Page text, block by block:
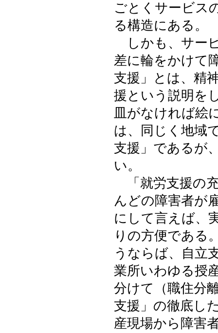
ごとくサービス
る構造にある。
しかも、サー
差に輪をかけて
支援」とは、精
援という説明を
皿がなければ絵
は、同じく地域
支援」であるが
い。
「就労支援の
んどの障害者が
にして言えば、
りの方便である
うならば、自立
業所いわゆる授
分けて（職住分
支援」の徹底し
産現場から障害